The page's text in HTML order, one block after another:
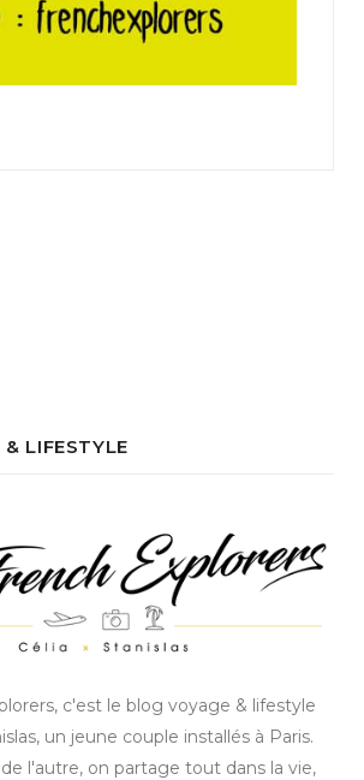
LIFESTYLE
c'est le blog voyage & lifestyle
un jeune couple installés à Paris.
l'autre, on partage tout dans la vie,